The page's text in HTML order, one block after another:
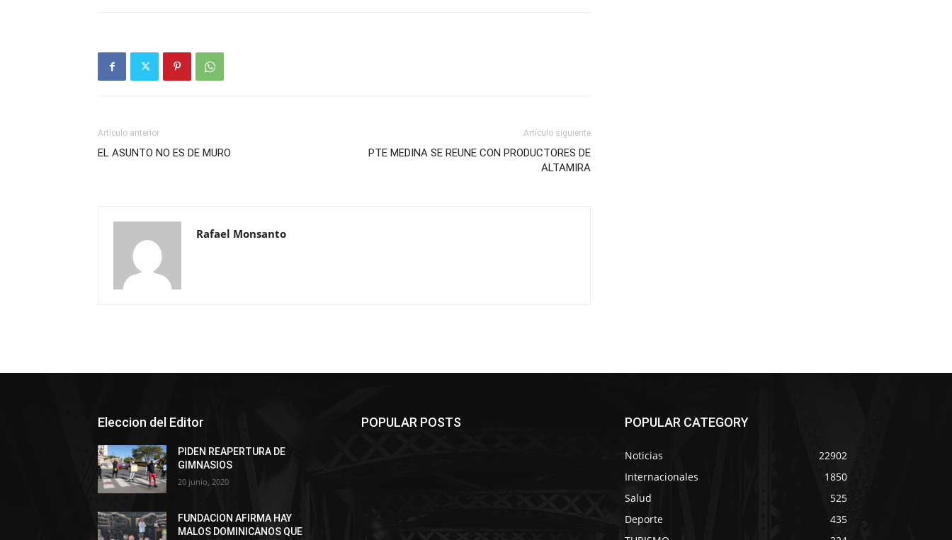
Artículo anterior
EL ASUNTO NO ES DE MURO
Artículo siguiente
PTE MEDINA SE REUNE CON PRODUCTORES DE
ALTAMIRA
Rafael Monsanto
Eleccion del Editor
PIDEN REAPERTURA DE
GIMNASIOS
20 junio, 2020
FUNDACION AFIRMA HAY
MALOS DOMINICANOS QUE
POPULAR POSTS POPULAR CATEGORY
Noticias
22902
Internacionales
1850
Salud
525
Deporte
435